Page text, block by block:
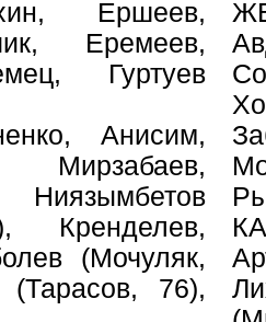
Ершеев,
Еремеев,
Гуртуев
Анисим,
Мирзабаев,
Кренделев,
(Мочуляк,
76),